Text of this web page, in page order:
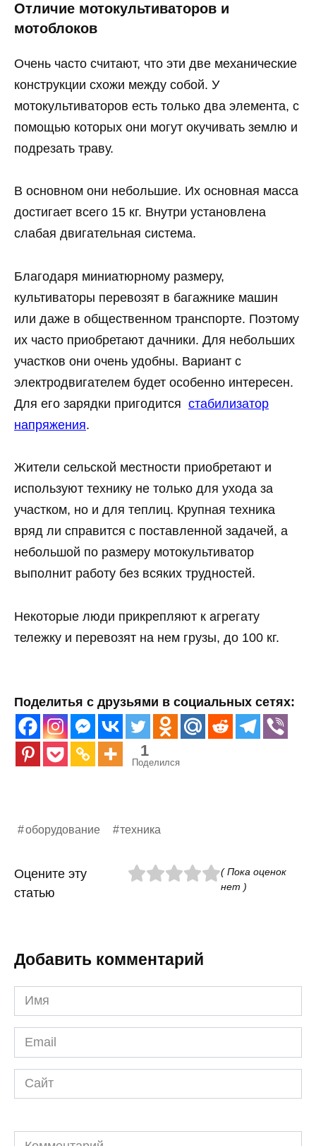
Отличие мотокультиваторов и
мотоблоков
Очень часто считают, что эти две механические
конструкции схожи между собой. У
мотокультиваторов есть только два элемента, с
помощью которых они могут окучивать землю и
подрезать траву.
В основном они небольшие. Их основная масса
достигает всего 15 кг. Внутри установлена
слабая двигательная система.
Благодаря миниатюрному размеру,
культиваторы перевозят в багажнике машин
или даже в общественном транспорте. Поэтому
их часто приобретают дачники. Для небольших
участков они очень удобны. Вариант с
электродвигателем будет особенно интересен.
Для его зарядки пригодится стабилизатор
напряжения.
Жители сельской местности приобретают и
используют технику не только для ухода за
участком, но и для теплиц. Крупная техника
вряд ли справится с поставленной задачей, а
небольшой по размеру мотокультиватор
выполнит работу без всяких трудностей.
Некоторые люди прикрепляют к агрегату
тележку и перевозят на нем грузы, до 100 кг.
Поделитья с друзьями в социальных сетях:
1
Поделился
оборудование техника
Оцените эту
статью
( Пока оценок
нет )
Добавить комментарий
Имя
*
Email
*
Сайт
Комментарий